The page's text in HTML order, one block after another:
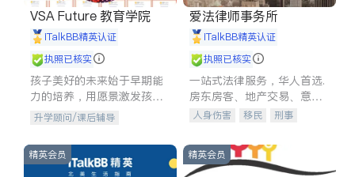
VSA Future 教育学院
iTalkBB精英认证
执照已核实
孩子美好的未来始于早期能
力的培养，用愿景激发孩子
的学习潜力和动力。理念：
拥有成长型心态是成功的基
石。
升学顾问/课后辅导
爱法律师事务所
iTalkBB精英认证
执照已核实
一站式法律服务，华人首选.
房东房客、地产交易、意外
伤害、车祸重伤、商业诉
建筑合同、刑事案件全包办
人身伤害 移民
刑事
信托/遗嘱
商业
索赔
律师-其它 保释
精英会员 精英会员